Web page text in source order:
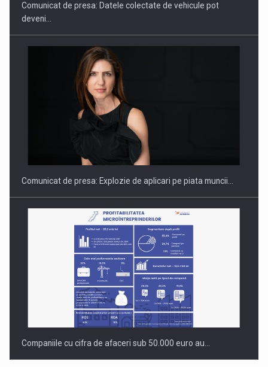
Hard Enduro Piatra Craiului 2026, fueled by benzinariile RO…
Comunicat de presa: Datele colectate de vehicule pot
deveni…
Comunicat de presa: Explozie de aplicari pe piata muncii…
Companiile cu cifra de afaceri sub 50.000 euro au…